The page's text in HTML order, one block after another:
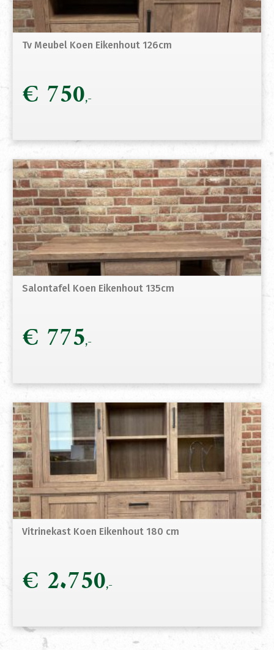
Tv Meubel Koen Eikenhout 126cm
€ 750
Salontafel Koen Eikenhout 135cm
€ 775
Vitrinekast Koen Eikenhout 180 cm
€ 2.750